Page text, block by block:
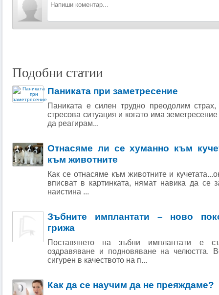
Подобни статии
Паниката при заметресение
Паниката е силен трудно преодолим
стресова ситуация и когато има
да реагирам...
Отнасяме ли се хуманно към
към животните
Как се отнасяме към животните и
вписват в картинката, нямат навика да се
наистина ...
Зъбните имплантати – ново
грижа
Поставянето на зъбни имплантати е
оздравяване и подновяване на челюстта.
сигурен в качеството на п...
Как да се научим да не преяждаме?